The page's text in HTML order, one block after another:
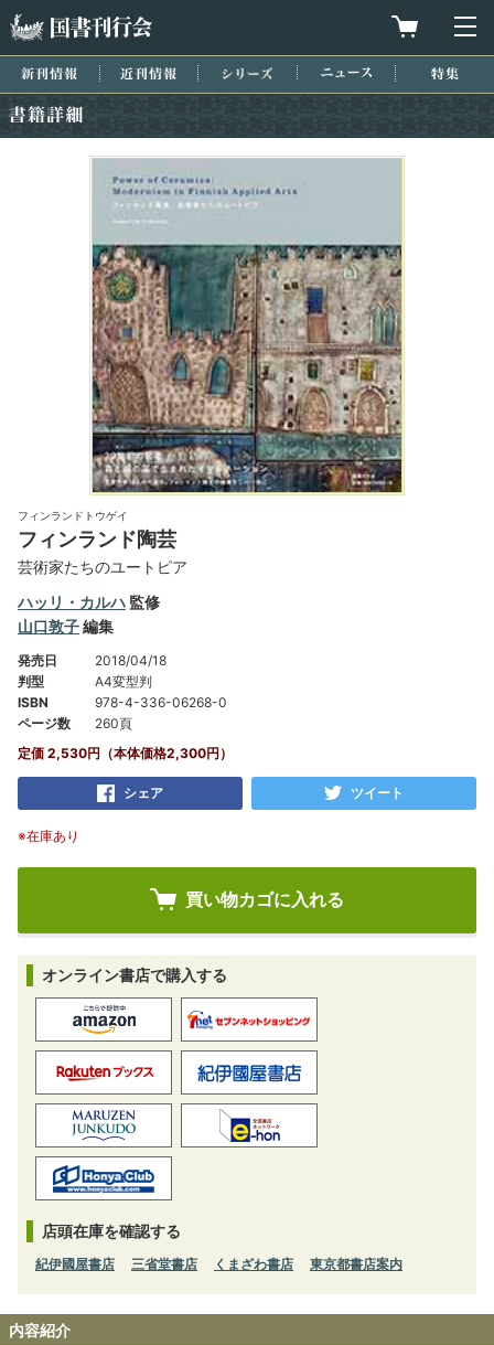
買物カゴを
新刊情報 近刊情報 シリーズ ニュース
フィンランドトウゲイ
フィンランド陶芸
芸術家たちのユートピア
ハッリ・カルハ 監修
山口敦子編集
発売日
2018/04/18
判型
A4変型判
ISBN
978-4-336-06268-0
ページ数
260頁
定価 2,530円（本体価格2,300円）
シェア ツイート
※在庫あり
オンライン書店で購入する
店頭在庫を確認する
紀伊國屋書店 三省堂書店 くまざわ書店 東京都書店案内
内容紹介